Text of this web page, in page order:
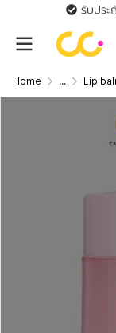
รับประ
Home ... Lip